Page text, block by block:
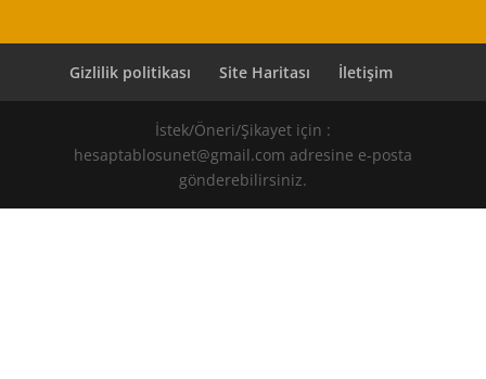
Gizlilik politikası Site Haritası İletişim
İstek/Öneri/Şikayet için :
hesaptablosunet@gmail.com adresine e-posta
gönderebilirsiniz.